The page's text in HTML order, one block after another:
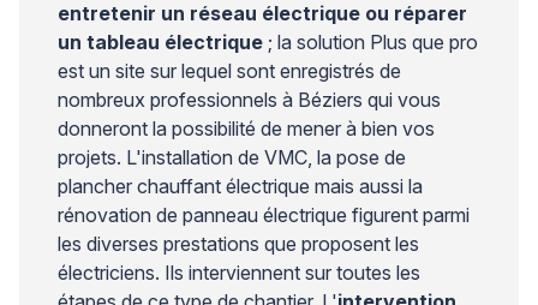
entretenir un réseau électrique ou réparer
un tableau électrique ; la solution Plus que pro
est un site sur lequel sont enregistrés de
nombreux professionnels à Béziers qui vous
donneront la possibilité de mener à bien vos
projets. L'installation de VMC, la pose de
plancher chauffant électrique mais aussi la
rénovation de panneau électrique figurent parmi
les diverses prestations que proposent les
électriciens. Ils interviennent sur toutes les